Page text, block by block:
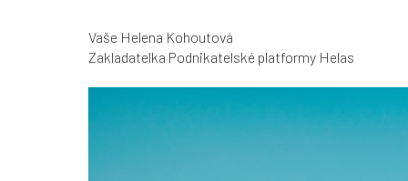
Vaše Helena Kohoutová
Zakladatelka Podnikatelské platformy Helas